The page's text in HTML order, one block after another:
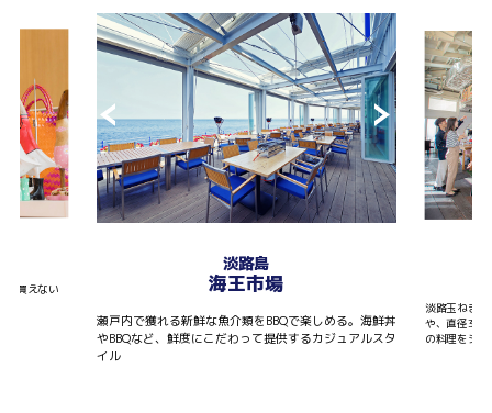
か買えない
淡路島
海王市場
瀬戸内で獲れる新鮮な魚介類をBBQで楽しめる。海鮮丼
やBBQなど、鮮度にこだわって提供するカジュアルスタ
イル
淡路玉ねぎ
や、直径30
の料理をシ